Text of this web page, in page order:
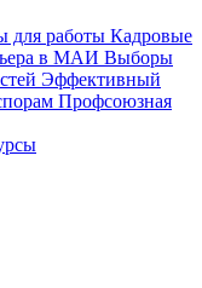
для работы Кадровые
в МАИ Выборы
Эффективный
Профсоюзная